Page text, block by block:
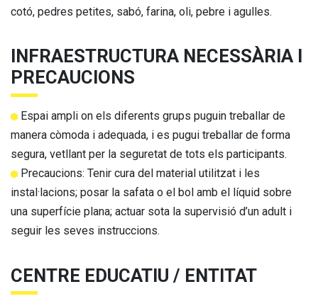
cotó, pedres petites, sabó, farina, oli, pebre i agulles.
INFRAESTRUCTURA NECESSÀRIA I
PRECAUCIONS
Espai ampli on els diferents grups puguin treballar de
manera còmoda i adequada, i es pugui treballar de forma
segura, vetllant per la seguretat de tots els participants.
Precaucions: Tenir cura del material utilitzat i les
instal·lacions; posar la safata o el bol amb el líquid sobre
una superfície plana; actuar sota la supervisió d’un adult i
seguir les seves instruccions.
CENTRE EDUCATIU / ENTITAT